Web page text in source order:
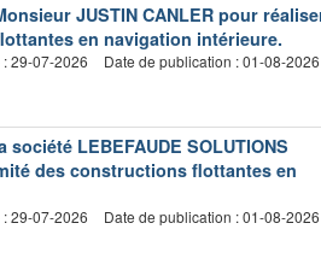
JUSTIN CANLER pour
en navigation intérieure.
29-07-2026 Date de publication : 01-08-2026
LEBEFAUDE SOLUTIONS
des constructions flottantes en
29-07-2026 Date de publication : 01-08-2026